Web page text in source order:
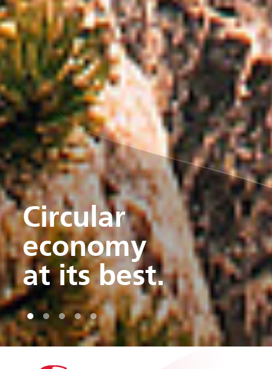
Let our
experience
workfor you.